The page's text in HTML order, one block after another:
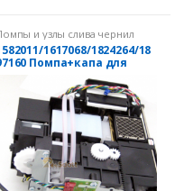
и узлы слива чернил
1617068/1824264/18
Помпа+капа для
Epson Stylus Pro 4900/SC-